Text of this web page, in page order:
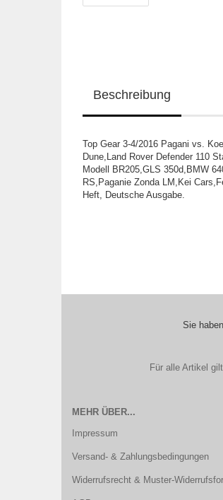
Beschreibung
Top Gear 3-4/2016 Pagani vs.
Dune,Land Rover Defender 110
Modell BR205,GLS 350d,BMW
RS,Paganie Zonda LM,Kei
Heft, Deutsche Ausgabe.
Sie
Für alle Artikel
MEHR ÜBER...
Impressum
Versand- & Zahlungsbedingungen
Widerrufsrecht & Muster-